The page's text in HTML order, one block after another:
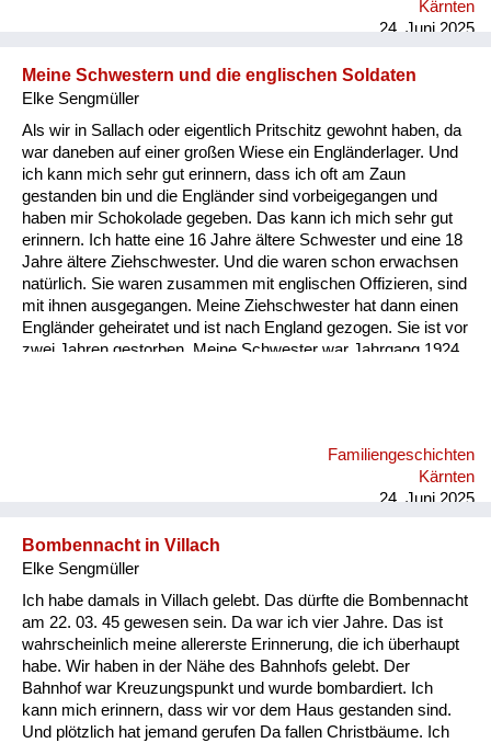
Wohnen
Kärnten
24. Juni 2025
Meine Schwestern und die englischen Soldaten
Elke Sengmüller
Als wir in Sallach oder eigentlich Pritschitz gewohnt haben, da
war daneben auf einer großen Wiese ein Engländerlager. Und
ich kann mich sehr gut erinnern, dass ich oft am Zaun
gestanden bin und die Engländer sind vorbeigegangen und
haben mir Schokolade gegeben. Das kann ich mich sehr gut
erinnern. Ich hatte eine 16 Jahre ältere Schwester und eine 18
Jahre ältere Ziehschwester. Und die waren schon erwachsen
natürlich. Sie waren zusammen mit englischen Offizieren, sind
mit ihnen ausgegangen. Meine Ziehschwester hat dann einen
Engländer geheiratet und ist nach England gezogen. Sie ist vor
zwei Jahren gestorben. Meine Schwester war Jahrgang 1924,
Familiengeschichten
Kärnten
24. Juni 2025
Bombennacht in Villach
Elke Sengmüller
Ich habe damals in Villach gelebt. Das dürfte die Bombennacht
am 22. 03. 45 gewesen sein. Da war ich vier Jahre. Das ist
wahrscheinlich meine allererste Erinnerung, die ich überhaupt
habe. Wir haben in der Nähe des Bahnhofs gelebt. Der
Bahnhof war Kreuzungspunkt und wurde bombardiert. Ich
kann mich erinnern, dass wir vor dem Haus gestanden sind.
Und plötzlich hat jemand gerufen Da fallen Christbäume. Ich